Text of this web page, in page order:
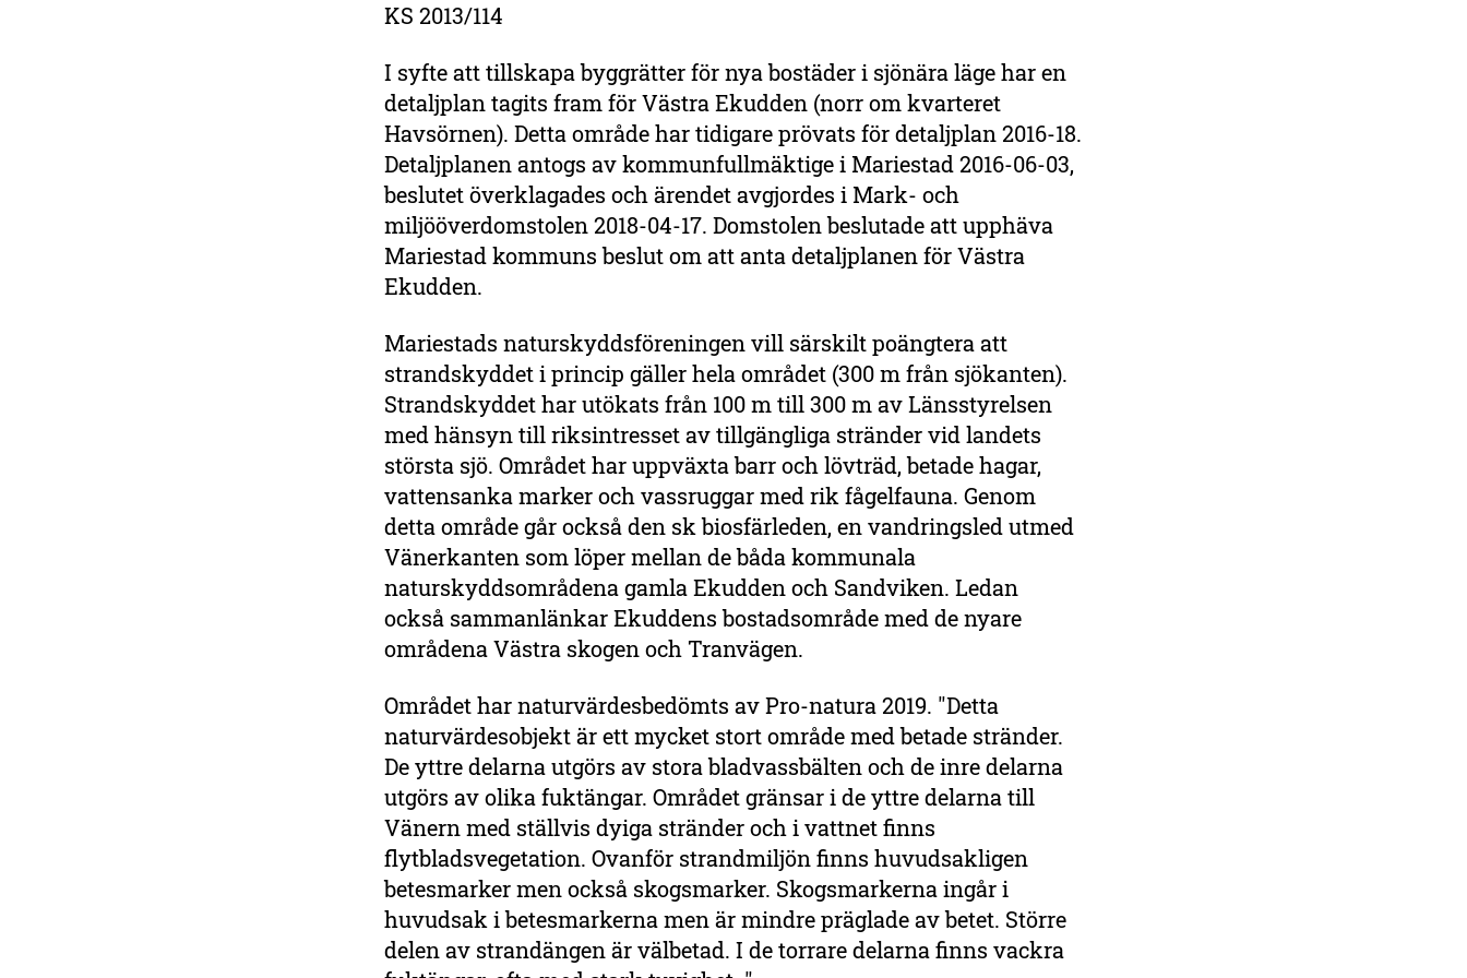
KS 2013/114
I syfte att tillskapa byggrätter för nya bostäder i sjönära läge har en
detaljplan tagits fram för Västra Ekudden (norr om kvarteret
Havsörnen). Detta område har tidigare prövats för detaljplan 2016-18.
Detaljplanen antogs av kommunfullmäktige i Mariestad 2016-06-03,
beslutet överklagades och ärendet avgjordes i Mark- och
miljööverdomstolen 2018-04-17. Domstolen beslutade att upphäva
Mariestad kommuns beslut om att anta detaljplanen för Västra
Ekudden.
Mariestads naturskyddsföreningen vill särskilt poängtera att
strandskyddet i princip gäller hela området (300 m från sjökanten).
Strandskyddet har utökats från 100 m till 300 m av Länsstyrelsen
med hänsyn till riksintresset av tillgängliga stränder vid landets
största sjö. Området har uppväxta barr och lövträd, betade hagar,
vattensanka marker och vassruggar med rik fågelfauna. Genom
detta område går också den sk biosfärleden, en vandringsled utmed
Vänerkanten som löper mellan de båda kommunala
naturskyddsområdena gamla Ekudden och Sandviken. Ledan
också sammanlänkar Ekuddens bostadsområde med de nyare
områdena Västra skogen och Tranvägen.
Området har naturvärdesbedömts av Pro-natura 2019. "Detta
naturvärdesobjekt är ett mycket stort område med betade stränder.
De yttre delarna utgörs av stora bladvassbälten och de inre delarna
utgörs av olika fuktängar. Området gränsar i de yttre delarna till
Vänern med ställvis dyiga stränder och i vattnet finns
flytbladsvegetation. Ovanför strandmiljön finns huvudsakligen
betesmarker men också skogsmarker. Skogsmarkerna ingår i
huvudsak i betesmarkerna men är mindre präglade av betet. Större
delen av strandängen är välbetad. I de torrare delarna finns vackra